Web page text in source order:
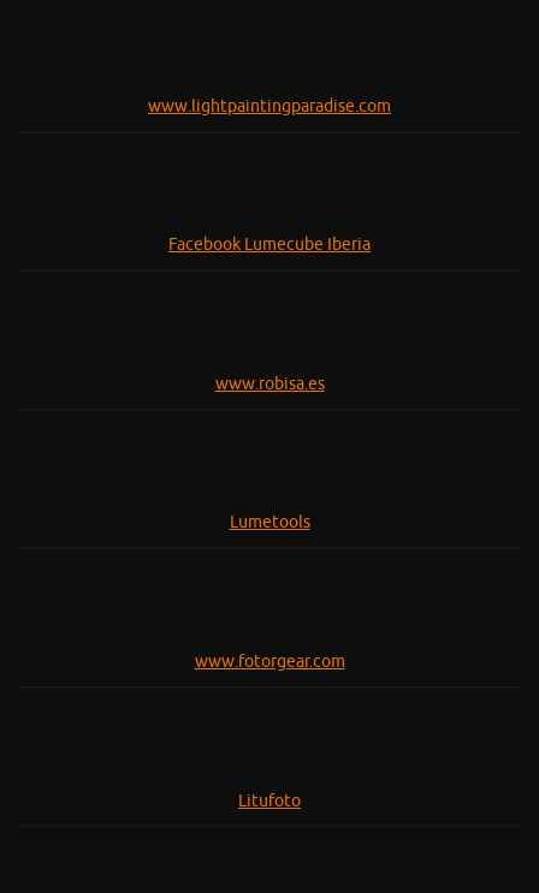
www.lightpaintingparadise.com
Facebook Lumecube Iberia
www.robisa.es
Lumetools
www.fotorgear.com
Litufoto